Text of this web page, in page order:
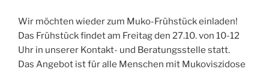
Wir möchten wieder zum Muko-Frühstück einladen!
Das Frühstück findet am Freitag den 27.10. von 10-12
Uhr in unserer Kontakt- und Beratungsstelle statt.
Das Angebot ist für alle Menschen mit Mukoviszidose